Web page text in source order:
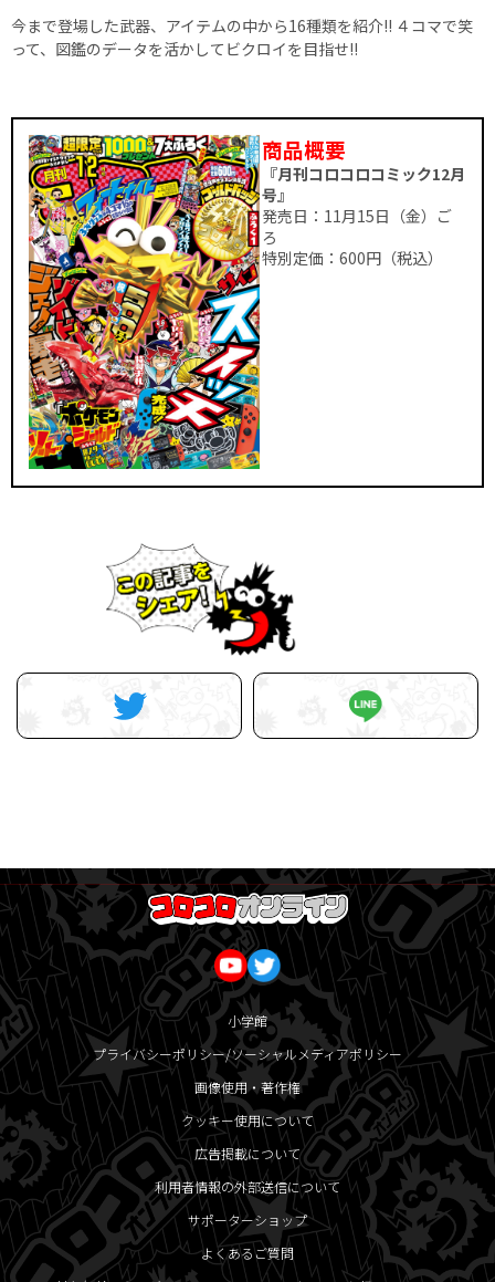
今まで登場した武器、アイテムの中から16種類を紹介!! ４コマで笑
って、図鑑のデータを活かしてビクロイを目指せ!!
商品概要
『月刊コロコロコミック12月
号』
発売日：11月15日（金）ご
ろ
特別定価：600円（税込）
小学館
プライバシーポリシー/ソーシャルメディアポリシー
画像使用・著作権
クッキー使用について
広告掲載について
利用者情報の外部送信について
サポーターショップ
よくあるご質問